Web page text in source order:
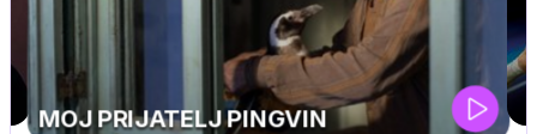
UEFA SUPERPOKAL